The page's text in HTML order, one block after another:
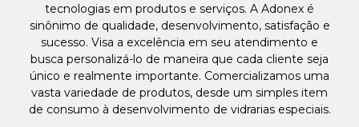
tecnologias em produtos e serviços. A Adonex é
sinônimo de qualidade, desenvolvimento, satisfação e
sucesso. Visa a excelência em seu atendimento e
busca personalizá-lo de maneira que cada cliente seja
único e realmente importante. Comercializamos uma
vasta variedade de produtos, desde um simples item
de consumo à desenvolvimento de vidrarias especiais.